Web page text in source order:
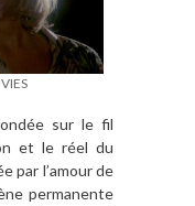
sur le fil
et le réel du
par l’amour de
permanente